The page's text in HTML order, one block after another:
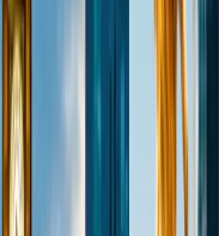
adelante el siguiente